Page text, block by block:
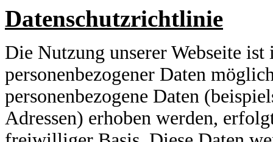
Datenschutzrichtlinie
Die Nutzung unserer Webseite
personenbezogener Daten
personenbezogene Daten
Adressen) erhoben werden,